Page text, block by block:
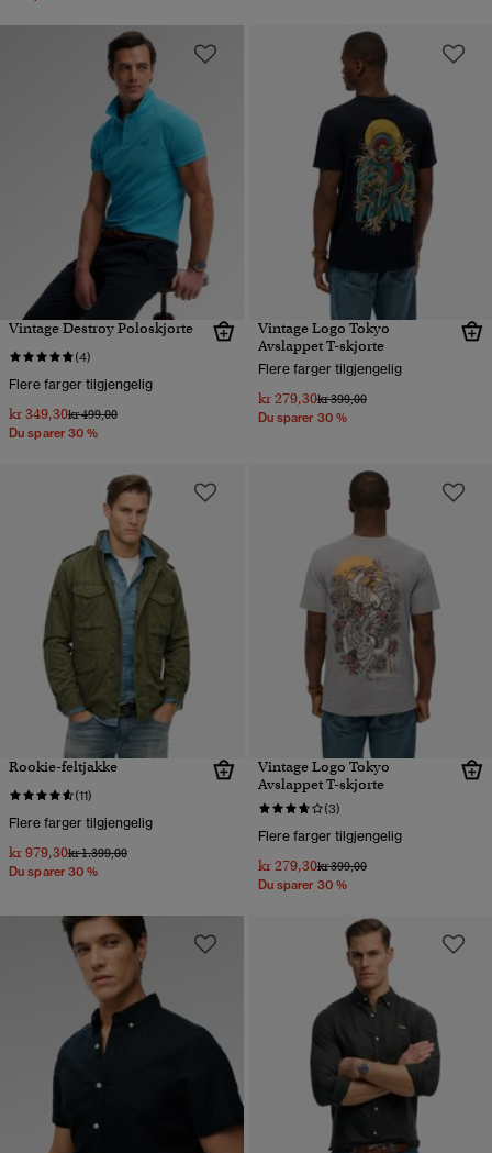
Vintage Destroy Poloskjorte
(4)
Flere farger tilgjengelig
kr 349,30Pris nedsatt fra
kr 499,00til
Du sparer 30 %
Vintage Logo Tokyo
Avslappet T-skjorte
Flere farger tilgjengelig
kr 279,30Pris nedsatt fra
kr 399,00til
Du sparer 30 %
Rookie-feltjakke
(11)
Flere farger tilgjengelig
kr 979,30Pris nedsatt fra
kr 1.399,00til
Du sparer 30 %
Vintage Logo Tokyo
Avslappet T-skjorte
(3)
Flere farger tilgjengelig
kr 279,30Pris nedsatt fra
kr 399,00til
Du sparer 30 %